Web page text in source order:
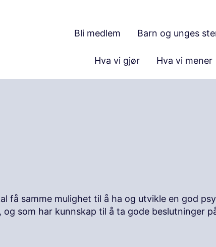
Bli medlem Barn og unges
Hva vi gjør Hva vi mener
få samme mulighet til å ha og utvikle en god
som har kunnskap til å ta gode beslutninger